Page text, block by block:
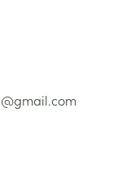
gmail.com